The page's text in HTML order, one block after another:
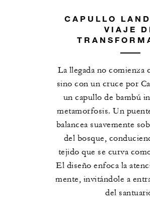
CAPULLO
VIAJE
La llegada no comienza
sino con un cruce por
un capullo de bambú
metamorfosis. Un
balancea suavemente
del bosque,
tejido que se curva
El diseño enfoca la
mente, invitándole a
del